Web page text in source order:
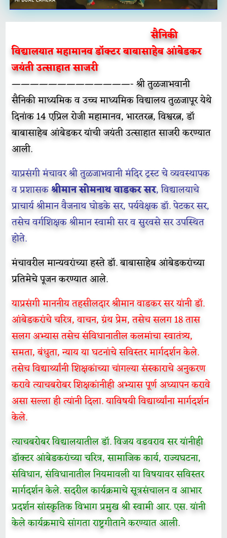
सैनिकी
विद्यालयात महामानव डॉक्टर बाबासाहेब आंबेडकर
जयंती उत्साहात साजरी
—————————————- श्री तुळजाभवानी
सैनिकी माध्यमिक व उच्च माध्यमिक विद्यालय तुळजापूर येथे
दिनांक 14 एप्रिल रोजी महामानव, भारतरत्न, विश्वरत्न, डॉ
बाबासाहेब आंबेडकर यांची जयंती उत्साहात साजरी करण्यात
आली.
याप्रसंगी मंचावर श्री तुळजाभवानी मंदिर ट्रस्ट चे व्यवस्थापक
व प्रशासकश्रीमान सोमनाथ वाडकर सर, विद्यालयाचे
प्राचार्य श्रीमान वैजनाथ घोडके सर, पर्यवेक्षक डॉ. पेटकर सर,
तसेच वर्गशिक्षक श्रीमान स्वामी सर व सुरवसे सर उपस्थित
होते.
मंचावरील मान्यवरांच्या हस्ते डॉ. बाबासाहेब आंबेडकरांच्या
प्रतिमेचे पूजन करण्यात आले.
याप्रसंगी माननीय तहसीलदार श्रीमान वाडकर सर यांनी डॉ.
आंबेडकरांचे चरित्र, वाचन, ग्रंथ प्रेम, तसेच सलग 18 तास
सलग अभ्यास तसेच संविधानातील कलमांचा स्वातंत्र्य,
समता, बंधुता, न्याय या घटनांचे सविस्तर मार्गदर्शन केले.
तसेच विद्यार्थ्यांनी शिक्षकांच्या चांगल्या संस्काराचे अनुकरण
करावे त्याचबरोबर शिक्षकांनीही अभ्यास पूर्ण अध्यापन करावे
असा सल्ला ही त्यांनी दिला. याविषयी विद्यार्थ्यांना मार्गदर्शन
केले.
त्याचबरोबर विद्यालयातील डॉ. विजय वडवराव सर यांनीही
डॉक्टर आंबेडकरांच्या चरित्र, सामाजिक कार्य, राज्यघटना,
संविधान, संविधानातील नियमावली या विषयावर सविस्तर
मार्गदर्शन केले. सदरील कार्यक्रमाचे सूत्रसंचालन व आभार
प्रदर्शन सांस्कृतिक विभाग प्रमुख श्री स्वामी आर. एस. यांनी
केले कार्यक्रमाचे सांगता राष्ट्रगीताने करण्यात आली.